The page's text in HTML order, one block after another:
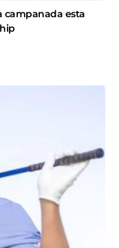
campanada esta